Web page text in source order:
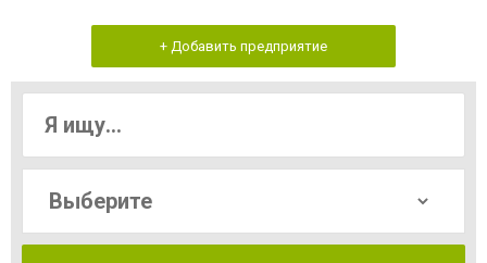
+ Добавить предприятие